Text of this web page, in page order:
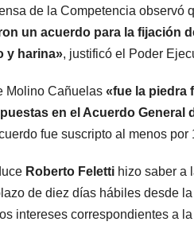
de la Competencia observó
un acuerdo para la fijación
y harina», justificó el Poder
Molino Cañuelas «fue la piedra
en el Acuerdo
fue suscripto al menos
Roberto Feletti hizo saber a
de diez días hábiles desde
intereses correspondientes a la